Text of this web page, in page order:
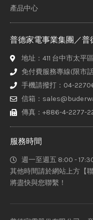
產品中心
普德家電事業集團／普
地址：411 台中市太平
免付費服務專線(限市
手機請撥打：04-
信箱：
傳真：+886-4-2277-
服務時間
週一至週五 8:00 -
其他時間請於網站上方【
將盡快與您聯繫！